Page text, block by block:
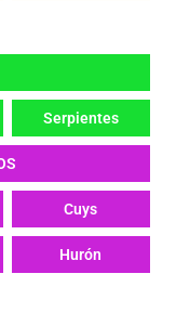
Serpientes
Cuys
Hurón